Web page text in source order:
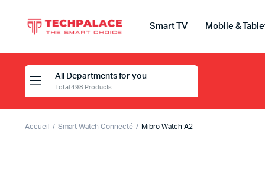
Smart TV Mobile &
All Departments for you
Total 498 Products
Accueil Smart Watch Connecté Mibro Watch A2